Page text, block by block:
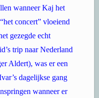
wanneer Kaj het
concert” vloeiend
gezegde echt
trip naar Nederland
Aldert), was er een
dagelijkse gang
wanneer er